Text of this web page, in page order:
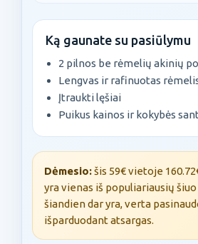
Ką gaunate su pasiūlymu
2 pilnos be rėmelių akinių
Lengvas ir rafinuotas
Įtraukti lęšiai
Puikus kainos ir kokybės
Dėmesio:šis 59€ vietoje
yra vienas iš populiariausių
šiandien dar yra, verta
išparduodant atsargas.